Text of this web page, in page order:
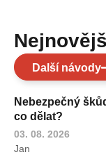
Další návody
Nebezpečný
co dělat?
03. 08. 2026
Jan